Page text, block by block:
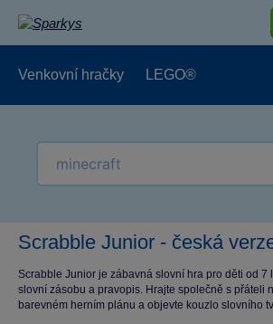
Venkovní hračky LEGO®
Scrabble Junior - česká
Scrabble Junior je zábavná slovní hra pro děti od 7
slovní zásobu a pravopis. Hrajte společně s přáteli
barevném herním plánu a objevte kouzlo slovního